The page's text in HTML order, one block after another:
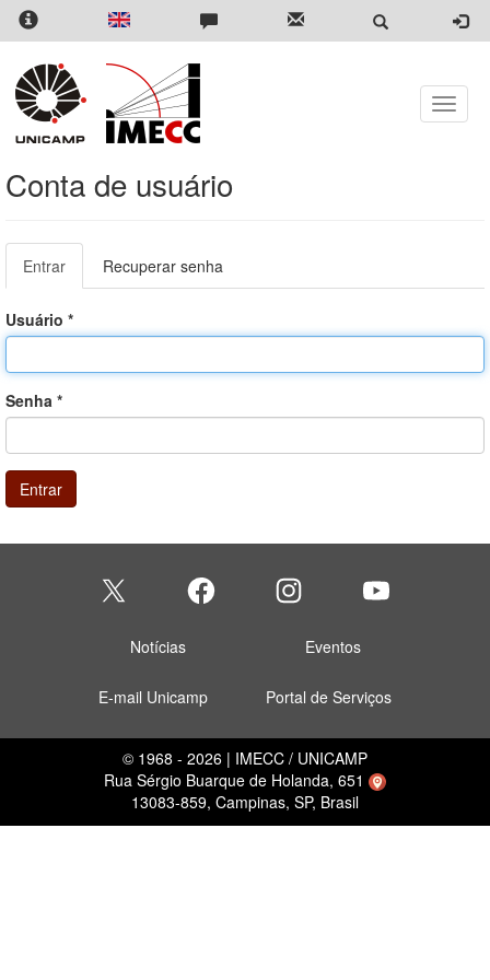
Pular
para
conteúdo
principal
Toggle
Conta de usuário
Abas
primárias
Entrar
ativa)
Recuperar senha
Usuário *
Senha *
Entrar
Notícias Eventos
E-mail Unicamp Portal de Serviços
© 1968 - 2026 | IMECC / UNICAMP
Rua Sérgio Buarque de Holanda, 651
13083-859, Campinas, SP, Brasil